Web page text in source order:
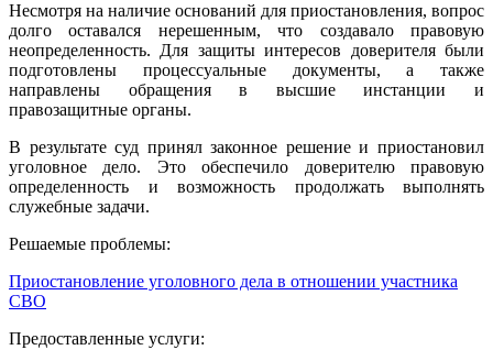
Несмотря на наличие оснований для приостановления, вопрос
долго оставался нерешенным, что создавало правовую
неопределенность. Для защиты интересов доверителя были
подготовлены процессуальные документы, а также
направлены обращения в высшие инстанции и
правозащитные органы.
В результате суд принял законное решение и приостановил
уголовное дело. Это обеспечило доверителю правовую
определенность и возможность продолжать выполнять
служебные задачи.
Решаемые проблемы:
Приостановление уголовного дела в отношении участника
СВО
Предоставленные услуги: